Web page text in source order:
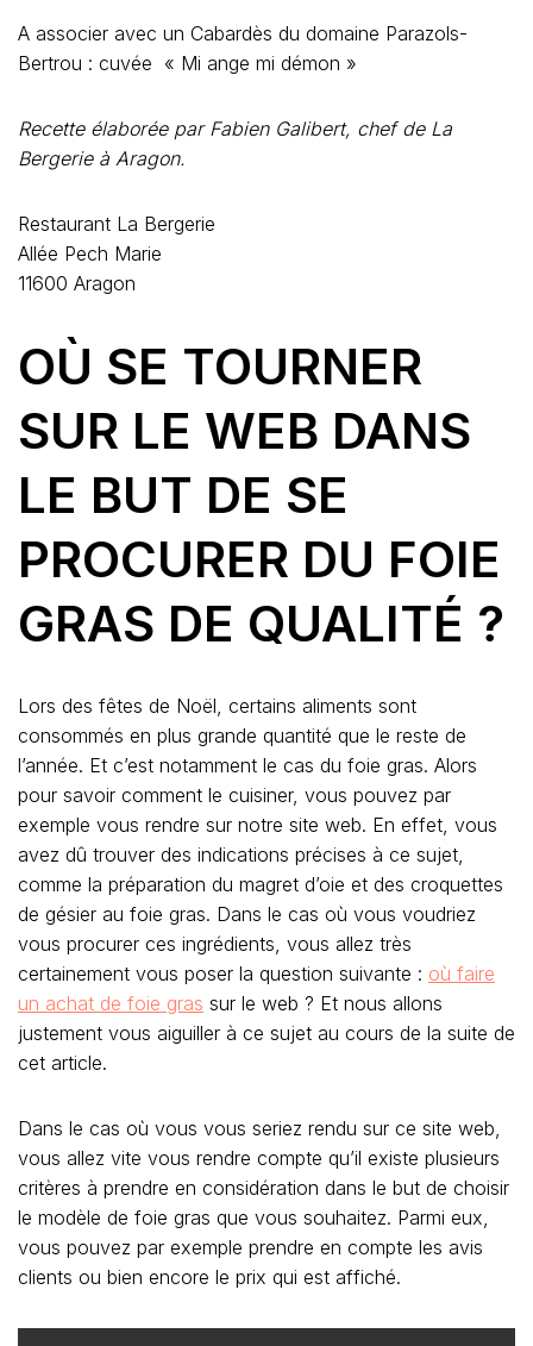
A associer avec un Cabardès du domaine Parazols-
Bertrou : cuvée « Mi ange mi démon »
Recette élaborée par Fabien Galibert, chef de La
Bergerie à Aragon.
Restaurant La Bergerie
Allée Pech Marie
11600 Aragon
OÙ SE TOURNER
SUR LE WEB DANS
LE BUT DE SE
PROCURER DU FOIE
GRAS DE QUALITÉ ?
Lors des fêtes de Noël, certains aliments sont
consommés en plus grande quantité que le reste de
l’année. Et c’est notamment le cas du foie gras. Alors
pour savoir comment le cuisiner, vous pouvez par
exemple vous rendre sur notre site web. En effet, vous
avez dû trouver des indications précises à ce sujet,
comme la préparation du magret d’oie et des croquettes
de gésier au foie gras. Dans le cas où vous voudriez
vous procurer ces ingrédients, vous allez très
certainement vous poser la question suivante : où faire
un achat de foie gras sur le web ? Et nous allons
justement vous aiguiller à ce sujet au cours de la suite de
cet article.
Dans le cas où vous vous seriez rendu sur ce site web,
vous allez vite vous rendre compte qu’il existe plusieurs
critères à prendre en considération dans le but de choisir
le modèle de foie gras que vous souhaitez. Parmi eux,
vous pouvez par exemple prendre en compte les avis
clients ou bien encore le prix qui est affiché.